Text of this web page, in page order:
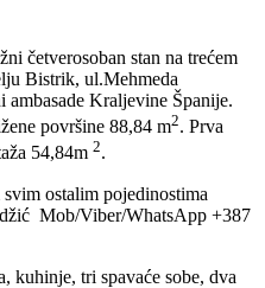
četverosoban stan na trećem
Bistrik, ul.Mehmeda
Kraljevine Španije.
površine 88,84 m2. Prva
54,84m 2.
ostalim pojedinostima
Mob/Viber/WhatsApp +387
kuhinje, tri spavaće sobe, dva